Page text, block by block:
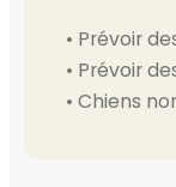
• Prévoir
• Prévoir
• Chiens